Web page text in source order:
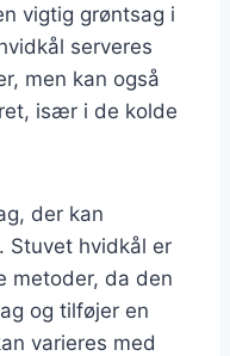
vigtig grøntsag i
serveres
men kan også
især i de kolde
der kan
Stuvet hvidkål er
metoder, da den
og tilføjer en
varieres med